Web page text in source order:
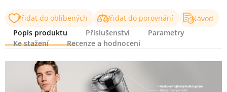
Přidat do oblíbených Přidat do porovnání
Návod
Popis produktu
Příslušenství
Parametry
Ke stažení
Recenze a hodnocení
Popis produktu